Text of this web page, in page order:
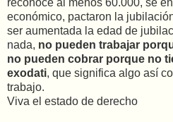
económico, pactaron la
ser aumentada la edad de
nada, no pueden trabajar
no pueden cobrar porque no
exodati, que significa algo así
trabajo.
Viva el estado de derecho